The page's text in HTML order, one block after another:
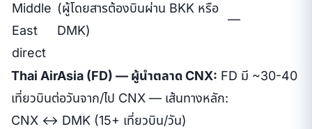
Middle
East
direct
(ผู้โดยสารต้องบินผ่าน BKK หรือ
DMK)
—
Thai AirAsia (FD) — ผู้นำตลาด CNX: FD มี ~30-40
เที่ยวบินต่อวันจาก/ไป CNX — เส้นทางหลัก:
CNX ↔ DMK (15+ เที่ยวบิน/วัน)